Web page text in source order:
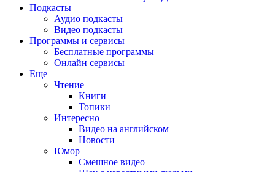
Подкасты
Аудио подкасты
Видео подкасты
Программы и сервисы
Бесплатные программы
Онлайн сервисы
Еще
Чтение
Книги
Топики
Интересно
Видео на английском
Новости
Юмор
Смешное видео